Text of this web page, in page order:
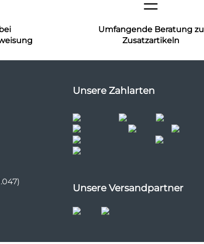
Umfangende Beratung zu
Zusatzartikeln
Unsere Zahlarten
Unsere Versandpartner